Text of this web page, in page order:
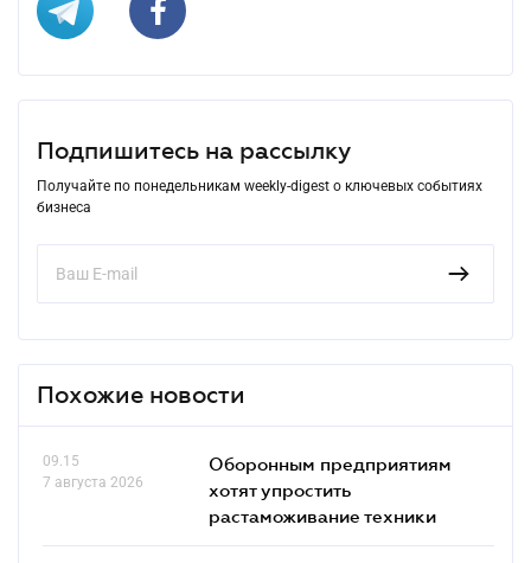
Подпишитесь на рассылку
Получайте по понедельникам weekly-digest о ключевых событиях
бизнеса
Похожие новости
09.15
7 августа 2026
Оборонным предприятиям
хотят упростить
растаможивание техники